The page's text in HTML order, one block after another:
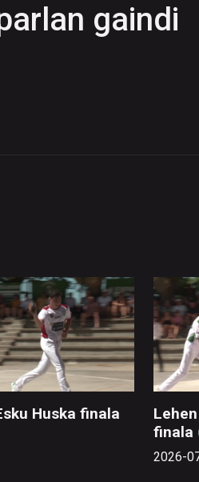
gaindi
Huska finala
finala
2026-